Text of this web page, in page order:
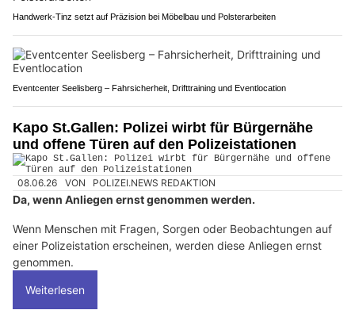
Handwerk-Tinz setzt auf Präzision bei Möbelbau und Polsterarbeiten
Eventcenter Seelisberg – Fahrsicherheit, Drifttraining und Eventlocation
Kapo St.Gallen: Polizei wirbt für Bürgernähe
und offene Türen auf den Polizeistationen
08.06.26 VON POLIZEI.NEWS REDAKTION
Da, wenn Anliegen ernst genommen werden.
Wenn Menschen mit Fragen, Sorgen oder Beobachtungen auf
einer Polizeistation erscheinen, werden diese Anliegen ernst
genommen.
Weiterlesen